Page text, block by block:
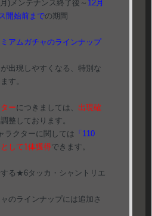
)メンテナンス終了後～ 12月
開始前までの期間
アムガチャのラインナップ
が出現しやすくなる、特別な
す。
ーにつきましては、 出現確
整しております。
ラクターに関しては 「110
して1体獲得できます。
る★6タッカ・シャントリエ
ラインナップには追加さ